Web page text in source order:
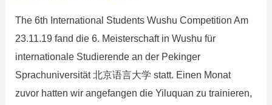
The 6th International Students Wushu Competition Am
23.11.19 fand die 6. Meisterschaft in Wushu für
internationale Studierende an der Pekinger
Sprachuniversität 北京语言大学 statt. Einen Monat
zuvor hatten wir angefangen die Yiluquan zu trainieren,